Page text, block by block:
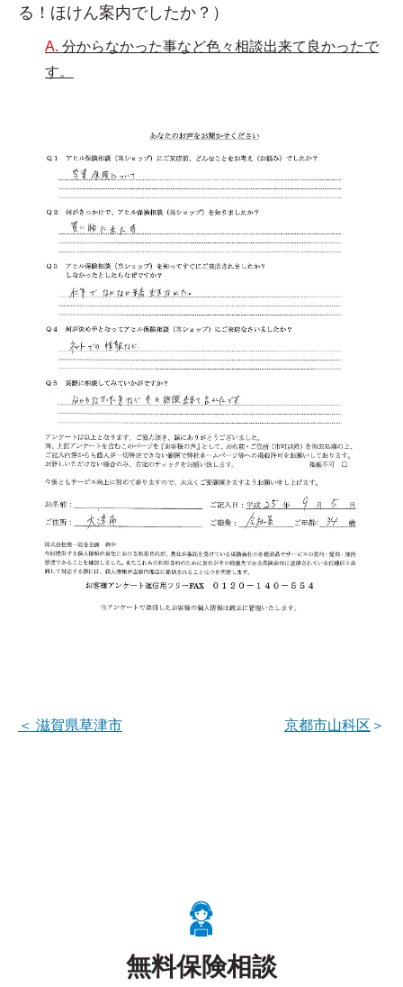
る！ほけん案内でしたか？）
分からなかった事など色々相談出来て良かったで
す。
＜ 滋賀県草津市 ＞
京都市山科区
無料保険相談